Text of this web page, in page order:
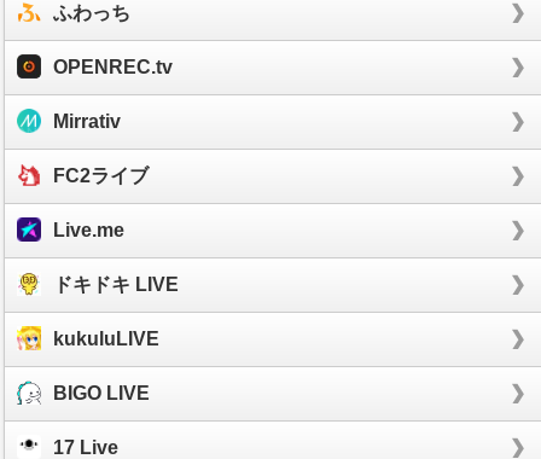
ふわっち
OPENREC.tv
Mirrativ
FC2ライブ
Live.me
ドキドキ LIVE
kukuluLIVE
BIGO LIVE
17 Live